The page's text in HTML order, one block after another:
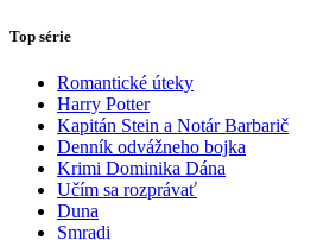
Top série
Romantické úteky
Harry Potter
Kapitán Stein a Notár Barbarič
Denník odvážneho bojka
Krimi Dominika Dána
Učím sa rozprávať
Duna
Smradi